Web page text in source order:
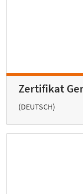
Zertifikat
(DEUTSCH)